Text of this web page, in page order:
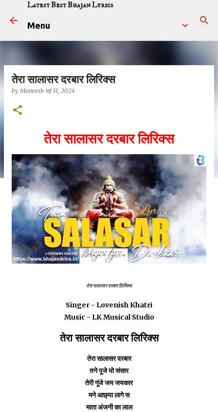
सीधे मुख्य सामग्री पर जाएं
Latest Best Bhajan Lyrics
Menu
तेरा सालासर दरबार लिरिक्स
byManeesh मई 31, 2024
तेरा सालासर दरबार लिरिक्स
तेरा सालासर दरबार लिरिक्स
Singer - Lovenish Khatri
Music - LK Musical Studio
तेरा सालासर दरबार लिरिक्स
तेरा सालासर दरबार
तने पूजे यो संसार
तेरी गूंजे जय जयकार
मने आछ्या लागे स
माता अंजनी का लाल